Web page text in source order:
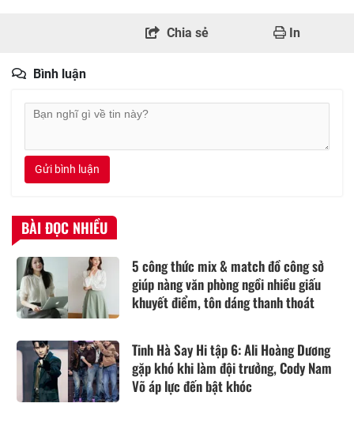
Chia sẻ In
Bình luận
Gửi bình luận
BÀI ĐỌC NHIỀU
5 công thức mix & match đồ công sở
giúp nàng văn phòng ngồi nhiều giấu
khuyết điểm, tôn dáng thanh thoát
Tinh Hà Say Hi tập 6: Ali Hoàng Dương
gặp khó khi làm đội trưởng, Cody Nam
Võ áp lực đến bật khóc